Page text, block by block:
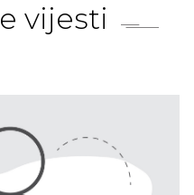
vijesti